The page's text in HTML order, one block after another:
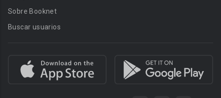
Sobre Booknet
Buscar usuarios